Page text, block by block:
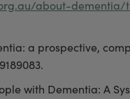
about-dementia/
a prospective,
with Dementia: A